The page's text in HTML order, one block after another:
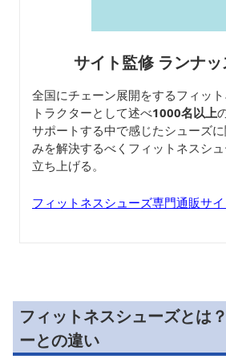
サイト監修 ランナ
全国にチェーン展開をするフィッ
トラクターとして述べ1000名以上
サポートする中で感じたシューズ
みを解決するべくフィットネスシ
立ち上げる。
フィットネスシューズ専門通販サ
フィットネスシューズとは
ーとの違い